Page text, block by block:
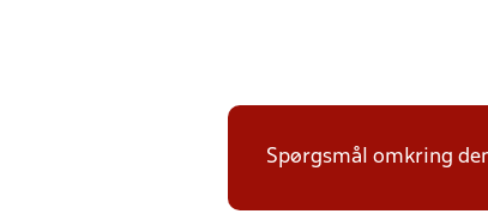
Spørgsmål omkring